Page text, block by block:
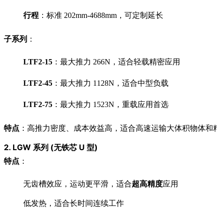
行程 ：标准 202mm-4688mm，可定制延长
子系列 ：
LTF2-15 ：最大推力 266N，适合轻载精密应用
LTF2-45 ：最大推力 1128N，适合中型负载
LTF2-75 ：最大推力 1523N，重载应用首选
特点 ：高推力密度、成本效益高，适合高速运输大体积物体和
2. LGW 系列 (无铁芯 U 型)
特点 ：
无齿槽效应，运动更平滑，适合超高精度应用
低发热，适合长时间连续工作